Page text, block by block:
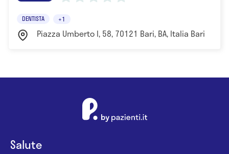
DENTISTA +1
Piazza Umberto I, 58, 70121 Bari, BA, Italia Bari
Salute